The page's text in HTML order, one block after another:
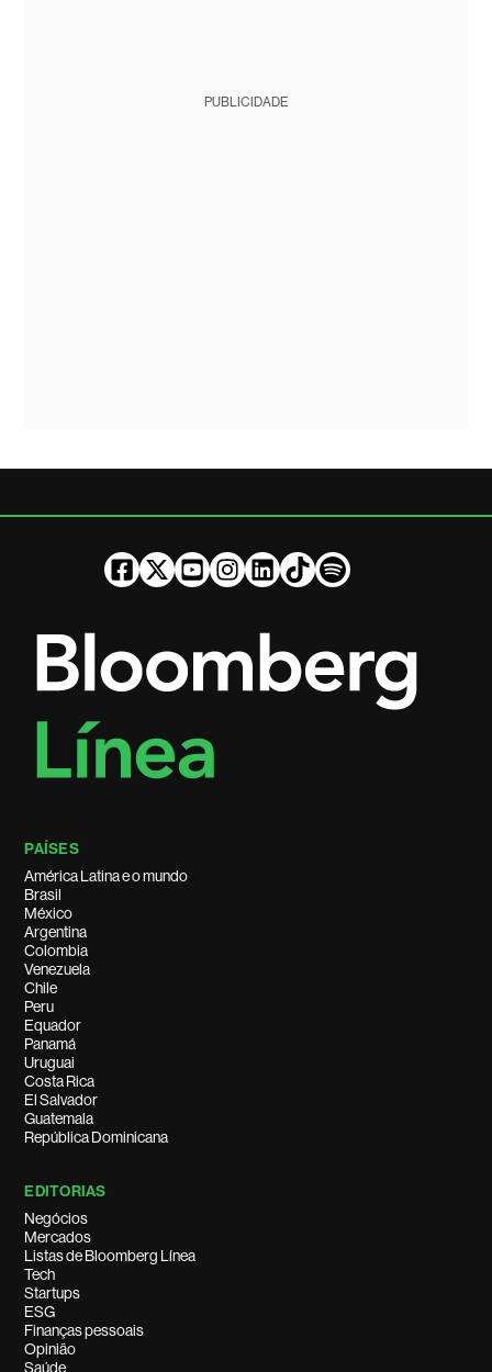
PUBLICIDADE
PAÍSES
América Latina e o mundo
Brasil
México
Argentina
Colombia
Venezuela
Chile
Peru
Equador
Panamá
Uruguai
Costa Rica
El Salvador
Guatemala
República Dominicana
EDITORIAS
Negócios
Mercados
Listas de Bloomberg Línea
Tech
Startups
ESG
Finanças pessoais
Opinião
Saúde